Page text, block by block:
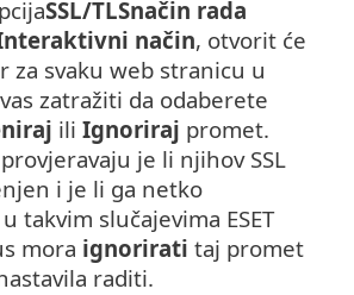
SSL/TLSnačin rada
način, otvorit će
za svaku web stranicu u
zatražiti da odaberete
ili Ignoriraj promet.
je li njihov SSL
i je li ga netko
takvim slučajevima ESET
mora ignorirati taj promet
raditi.